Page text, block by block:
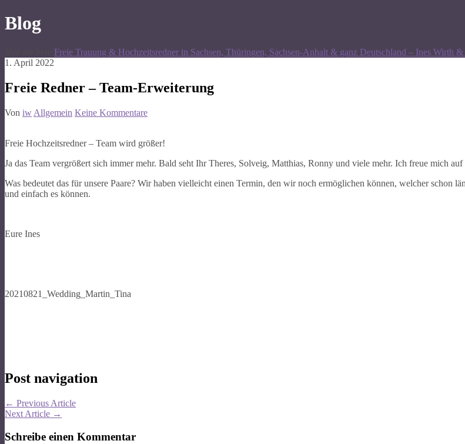
Blog
Freie Trauung & Hochzeitsredner in Sachsen, Thüringen, Sachsen-Anhalt & ganz Deutschland – Ines Wirth &
1. April 2022
Freie Redner – Team-Erweiterung
Von iw Allgemein Keine Kommentare
Freie Hochzeitsredner – Team wird größer!
Ja das Team vergrößert sich immer mehr. Bald seht Ihr Theres, Solveig, Matthias, Ronny und viele mehr. Ich freue mich auf
Was bedeutet das für unsere Paare? Wir haben vielleicht einen Termin, den wir noch ermöglichen können, welcher schon
und einfach es können.
Eure Ines
20210821_Wedding_Martin_Tina
Post navigation
← Previous Article
Next Article →
Schreibe einen Kommentar